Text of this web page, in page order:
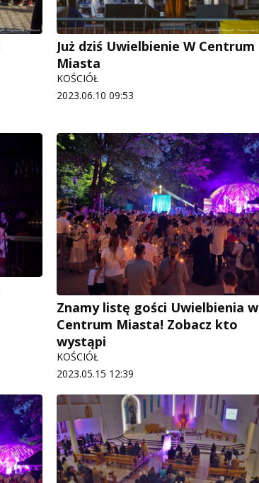
Już dziś Uwielbienie W Centrum
Miasta
KOŚCIÓŁ
2023.06.10 09:53
Znamy listę gości Uwielbienia w
Centrum Miasta! Zobacz kto
wystąpi
KOŚCIÓŁ
2023.05.15 12:39